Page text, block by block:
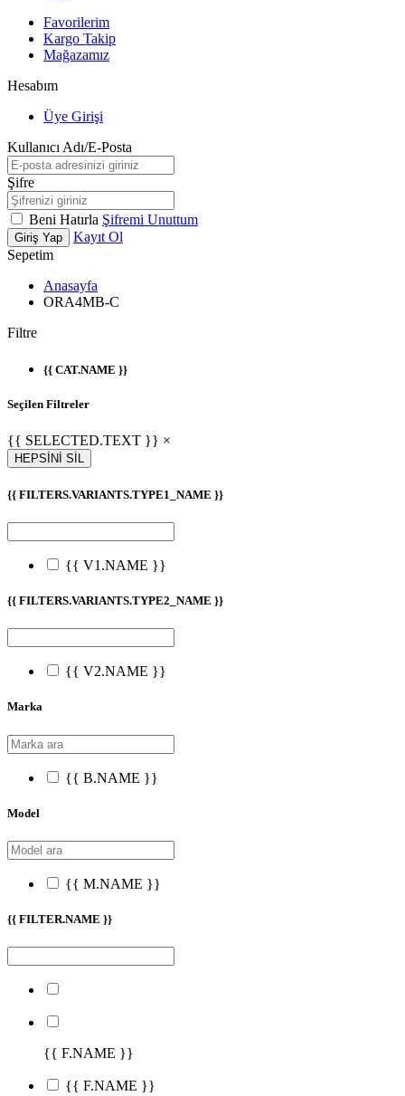
Favorilerim
Kargo Takip
Mağazamız
Hesabım
Üye Girişi
Kullanıcı Adı/E-Posta
Şifre
Beni Hatırla Şifremi Unuttum
Giriş Yap
Kayıt Ol
Sepetim
Anasayfa
ORA4MB-C
Filtre
{{ CAT.NAME }}
Seçilen Filtreler
{{ SELECTED.TEXT }} ×
HEPSİNİ SİL
{{ FILTERS.VARIANTS.TYPE1_NAME }}
{{ V1.NAME }}
{{ FILTERS.VARIANTS.TYPE2_NAME }}
{{ V2.NAME }}
Marka
{{ B.NAME }}
Model
{{ M.NAME }}
{{ FILTER.NAME }}
{{ F.NAME }}
{{ F.NAME }}